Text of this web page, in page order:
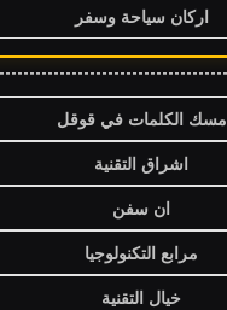
اركان سياحة وسفر
مسك الكلمات في قوقل
اشراق التقنية
ان سفن
مرابع التكنولوجيا
خيال التقنية